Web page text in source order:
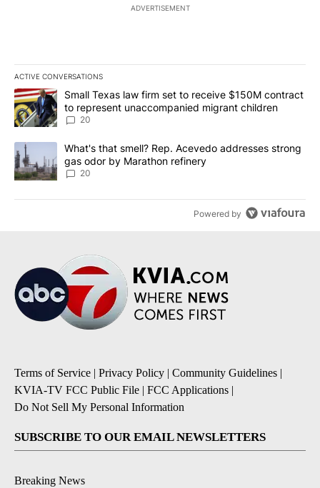
ADVERTISEMENT
ACTIVE CONVERSATIONS
The following is a list of the most commented articles in the last
A trending article titled "Small Texas law firm set to receive
Small Texas law firm set to receive $150M contract
to represent unaccompanied migrant children
20
A trending article titled "What's that smell? Rep. Acevedo
What's that smell? Rep. Acevedo addresses strong
gas odor by Marathon refinery
20
Powered by
Terms of Service | Privacy Policy | Community Guidelines |
KVIA-TV FCC Public File | FCC Applications |
Do Not Sell My Personal Information
SUBSCRIBE TO OUR EMAIL NEWSLETTERS
Breaking News